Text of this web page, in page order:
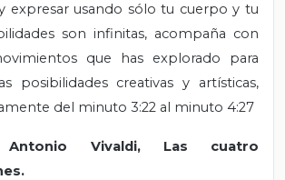
expresar usando sólo tu cuerpo y tu
son infinitas, acompaña con
que has explorado para
posibilidades creativas y artísticas,
del minuto 3:22 al minuto 4:27
Antonio Vivaldi, Las cuatro